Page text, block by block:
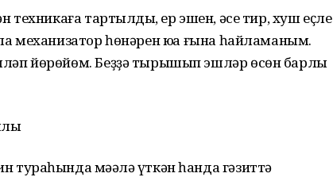
техникаға тартылдыҡ, ер эшен, әсе тир, хуш еҫле
механизатор һөнәрен юҡҡа ғына һайламаным.
йөрөйөм. Беҙҙә тырышып эшләр өсөн барлыҡ
мәҡәлә үткән һанда гәзиттә